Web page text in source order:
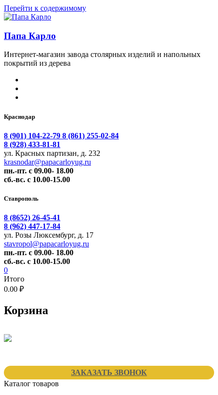
Перейти к содержимому
Папа Карло
Интернет-магазин завода столярных изделий и напольных
покрытий из дерева
Краснодар
8 (901) 104-22-79 8 (861) 255-02-84
8 (928) 433-81-81
ул. Красных партизан, д. 232
krasnodar@papacarloyug.ru
пн.-пт. с 09.00- 18.00
сб.-вс. с 10.00-15.00
Ставрополь
8 (8652) 26-45-41
8 (962) 447-17-84
ул. Розы Люксембург, д. 17
stavropol@papacarloyug.ru
пн.-пт. с 09.00- 18.00
сб.-вс. с 10.00-15.00
0
Итого
0.00 ₽
Корзина
ЗАКАЗАТЬ ЗВОНОК
Каталог товаров